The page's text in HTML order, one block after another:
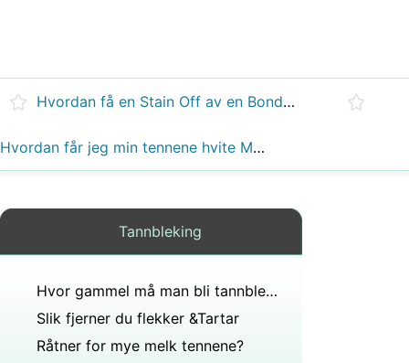
Hvordan få en Stain Off av en Bonded Tooth
Hvordan får jeg min tennene hvite Med Børsting Do
Tannbleking
Hvor gammel må man bli tannbleket?
Slik fjerner du flekker &Tartar
Råtner for mye melk tennene?